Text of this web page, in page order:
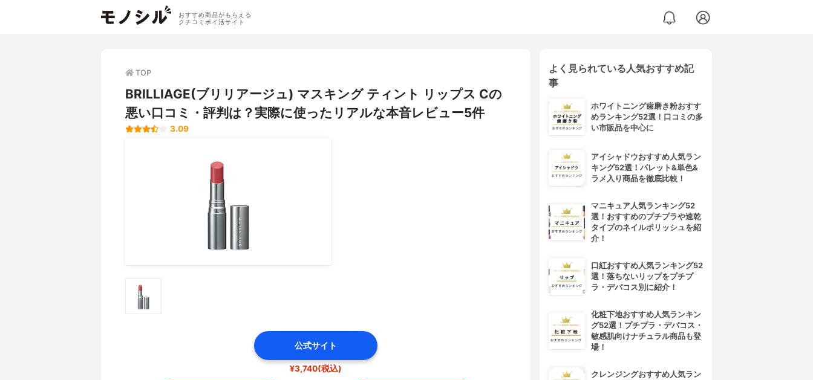
おすすめ商品がもらえる
クチコミポイ活サイト
TOP
BRILLIAGE(ブリリアージュ) マスキング ティント リップス Cの
悪い口コミ・評判は？実際に使ったリアルな本音レビュー5件
3.09
公式サイト
¥3,740(税込)
よく見られている人気おすすめ記
事
ホワイトニング歯磨き粉おすす
めランキング52選！口コミの多
い市販品を中心に
アイシャドウおすすめ人気ラン
キング52選！パレット&単色&
ラメ入り商品を徹底比較！
マニキュア人気ランキング52
選！おすすめのプチプラや速乾
タイプのネイルポリッシュを紹
介！
口紅おすすめ人気ランキング52
選！落ちないリップをプチプ
ラ・デパコス別に紹介！
化粧下地おすすめ人気ランキン
グ52選！プチプラ・デパコス・
敏感肌向けナチュラル商品も登
場！
クレンジングおすすめ人気ラン